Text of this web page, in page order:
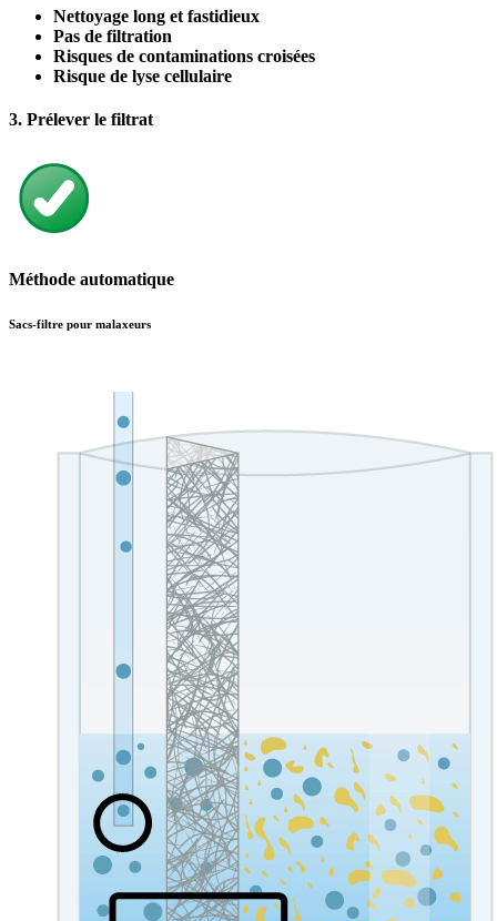
Nettoyage long et fastidieux
Pas de filtration
Risques de contaminations croisées
Risque de lyse cellulaire
3. Prélever le filtrat
Méthode automatique
Sacs-filtre pour malaxeurs